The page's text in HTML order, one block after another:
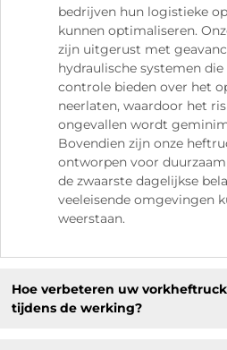
bedrijven hun logistieke
kunnen optimaliseren.
zijn uitgerust met
hydraulische systemen
controle bieden over het
neerlaten, waardoor het
ongevallen wordt
Bovendien zijn onze
ontworpen voor
de zwaarste dagelijkse
veeleisende omgevingen
weerstaan.
Hoe verbeteren uw
tijdens de werking?